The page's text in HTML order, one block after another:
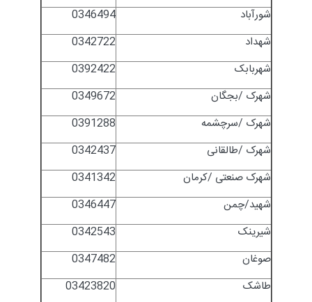
0346494
شورآباد
0342722
شهداد
0392422
شهربابک
0349672
شهرک /بجگان
0391288
شهرک /سرچشمه
0342437
شهرک /طالقانی
0341342
شهرک صنعتی /کرمان
0346447
شهید/چمن
0342543
شیرینک
0347482
صوغان
03423820
طاشک